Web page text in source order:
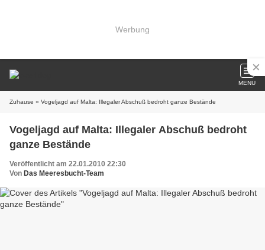
Werbung
MENU
Zuhause » Vogeljagd auf Malta: Illegaler Abschuß bedroht ganze Bestände
Vogeljagd auf Malta: Illegaler Abschuß bedroht
ganze Bestände
Veröffentlicht am 22.01.2010 22:30
Von Das Meeresbucht-Team